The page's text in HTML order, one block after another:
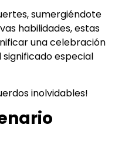
sumergiéndote
habilidades, estas
una celebración
especial
inolvidables!